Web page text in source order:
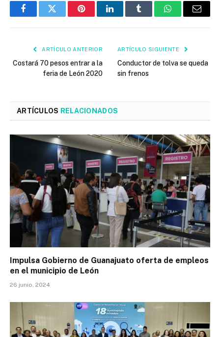
FacebookTwitter PinterestLinkedInTumblr WhatsAppEmail
ARTÍCULO ANTERIOR
Costará 70 pesos entrar a la
feria de León 2020
ARTÍCULO SIGUIENTE
Conductor de tolva se queda
sin frenos
ARTÍCULOS RELACIONADOS
Impulsa Gobierno de Guanajuato oferta de empleos
en el municipio de León
26 junio, 2024